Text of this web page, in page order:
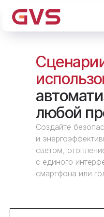
любой
Создайте
и
светом,
с единого
смартфона или